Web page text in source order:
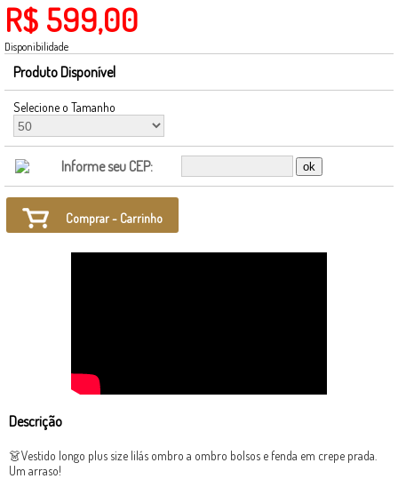
R$ 599,00
Disponibilidade
Produto Disponível
Selecione o Tamanho
Informe seu CEP:
Comprar - Carrinho
Descrição
👗Vestido longo plus size lilás ombro a ombro bolsos e fenda em crepe prada.
Um arraso!